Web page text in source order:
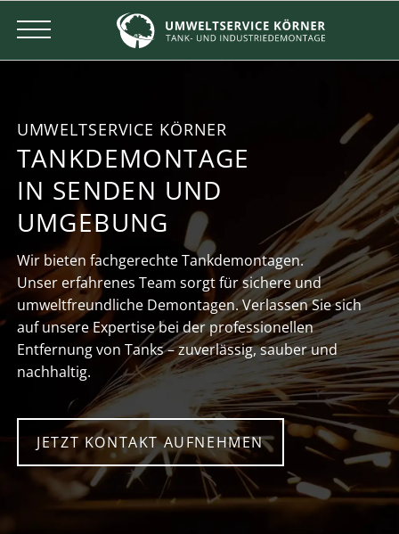
UMWELTSERVICE KÖRNER
TANKDEMONTAGE
IN SENDEN UND
UMGEBUNG
Wir bieten fachgerechte Tankdemontagen.
Unser erfahrenes Team sorgt für sichere und
umweltfreundliche Demontagen. Verlassen Sie sich
auf unsere Expertise bei der professionellen
Entfernung von Tanks – zuverlässig, sauber und
nachhaltig.
JETZT KONTAKT AUFNEHMEN